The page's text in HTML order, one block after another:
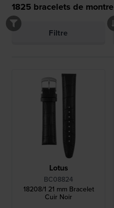
1825 bracelets de montre
Filtre
Lotus
BC08824
18208/1 21 mm Bracelet
Cuir Noir